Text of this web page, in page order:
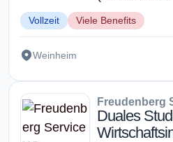
Vollzeit Viele Benefits
Weinheim
Freudenberg
Duales